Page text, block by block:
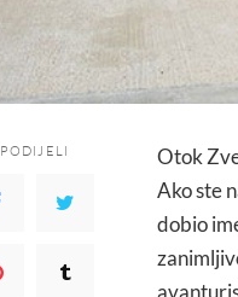
PODIJELI
Otok
Ako ste
dobio